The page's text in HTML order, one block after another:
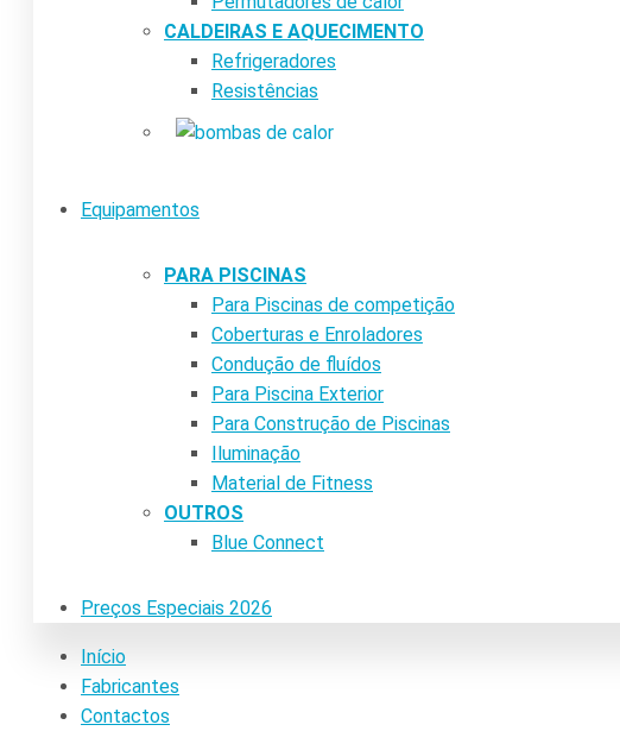
CALDEIRAS E AQUECIMENTO
Refrigeradores
Resistências
Equipamentos
PARA PISCINAS
Para Piscinas de competição
Coberturas e Enroladores
Condução de fluídos
Para Piscina Exterior
Para Construção de Piscinas
Iluminação
Material de Fitness
OUTROS
Blue Connect
Preços Especiais 2026
Início
Fabricantes
Contactos